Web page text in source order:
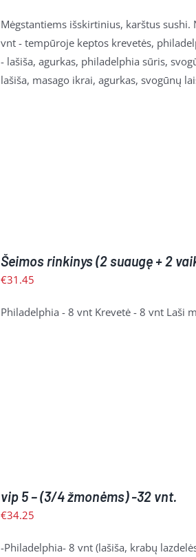
Mėgstantiems išskirtinius, karštus
vnt - tempūroje keptos krevetės,
- lašiša, agurkas, philadelphia sūris,
lašiša, masago ikrai, agurkas, svogūnų
Šeimos rinkinys (2 suaugę + 2
€31.45
Philadelphia - 8 vnt Krevetė - 8 vnt Laši
vip 5 – (3/4 žmonėms) -32 vnt.
€34.25
-Philadelphia- 8 vnt (lašiša, krabų